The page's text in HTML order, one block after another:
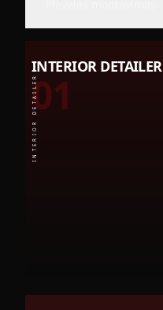
INTERIOR DETAILER
01
INTERIOR DETAILER